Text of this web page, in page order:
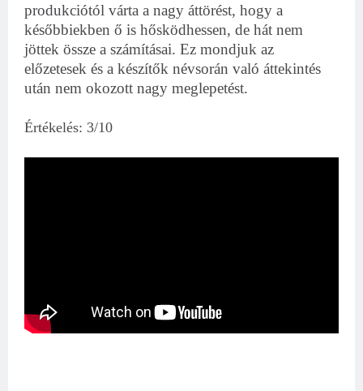
produkciótól várta a nagy áttörést, hogy a
későbbiekben ő is hősködhessen, de hát nem
jöttek össze a számításai. Ez mondjuk az
előzetesek és a készítők névsorán való áttekintés
után nem okozott nagy meglepetést.
Értékelés: 3/10